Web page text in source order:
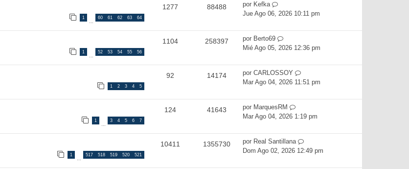
1
…
60 61 62 63 64
1277 88488 por Kefka
Jue Ago 06, 2026 10:11 pm
1
…
52 53 54 55 56
1104 258397 por Berto69
Mié Ago 05, 2026 12:36 pm
1 2 3 4 5
92 14174 por CARLOSSOY
Mar Ago 04, 2026 11:51 pm
1
…
3 4 5 6 7
124 41643 por MarquesRM
Mar Ago 04, 2026 1:19 pm
1
…
517 518 519 520 521
10411 1355730 por Real Santillana
Dom Ago 02, 2026 12:49 pm